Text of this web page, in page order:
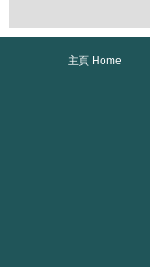
主頁 Home